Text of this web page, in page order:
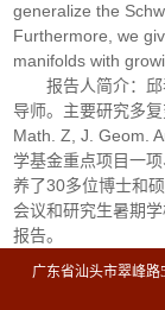
generalize the
Furthermore, we
manifolds with
报告人简介：
导师。主要研究多
Math. Z, J. Geom.
学基金重点项目一
养了30多位博士和
会议和研究生暑期
报告。
广东省汕头市翠峰路